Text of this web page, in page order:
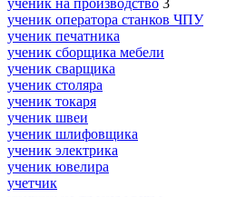
ученик оператора станков ЧПУ
ученик печатника
ученик сборщика мебели
ученик сварщика
ученик столяра
ученик токаря
ученик швеи
ученик шлифовщика
ученик электрика
ученик ювелира
учетчик